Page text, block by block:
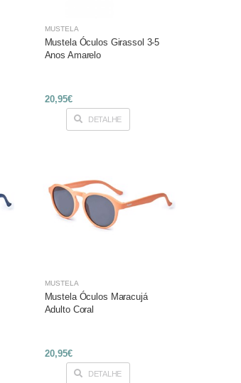
MUSTELA
Mustela Óculos Girassol 3-5
Anos Amarelo
20,95€
DETALHE
MUSTELA
Mustela Óculos Maracujá
Adulto Coral
20,95€
DETALHE